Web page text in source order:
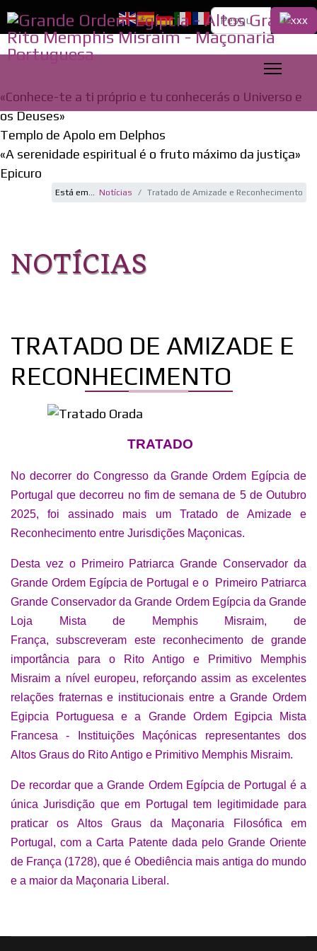
Pesquisa...
«Conhece-te a ti próprio e tu conhecerás o Universo e
os Deuses»
Templo de Apolo em Delphos
«A serenidade espiritual é o fruto máximo da justiça»
Epicuro
Está em... Notícias Tratado de Amizade e Reconhecimento
NOTÍCIAS
TRATADO DE AMIZADE E
RECONHECIMENTO
TRATADO
No decorrer do Congresso da Grande Ordem Egípcia de
Portugal que decorreu no fim de semana de 5 de Outubro
2025, foi assinado mais um Tratado de Amizade e
Reconhecimento entre Jurisdições Maçonicas.
Desta vez o Primeiro Patriarca Grande Conservador da
Grande Ordem Egípcia de Portugal e o Primeiro Patriarca
Grande Conservador da Grande Ordem Egípcia da Grande
Loja Mista de Memphis Misraim, de
França, subscreveram este reconhecimento de grande
importância para o Rito Antigo e Primitivo Memphis
Misraim a nível europeu, reforçando assim as excelentes
relações fraternas e institucionais entre a Grande Ordem
Egipcia Portuguesa e a Grande Ordem Egipcia Mista
Francesa - Instituições Maçónicas representantes dos
Altos Graus do Rito Antigo e Primitivo Memphis Misraim.
De recordar que a Grande Ordem Egípcia de Portugal é a
única Jurisdição que em Portugal tem legitimidade para
praticar os Altos Graus da Maçonaria Filosófica em
Portugal, com a Carta Patente dada pelo Grande Oriente
de França (1728), que é Obediência mais antiga do mundo
e a maior da Maçonaria Liberal.